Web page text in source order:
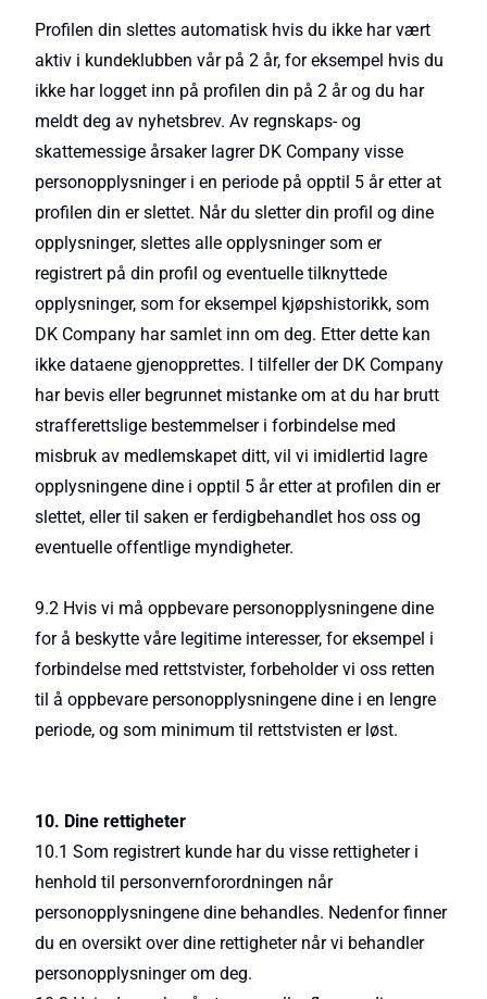
Profilen din slettes automatisk hvis du ikke har vært
aktiv i kundeklubben vår på 2 år, for eksempel hvis du
ikke har logget inn på profilen din på 2 år og du har
meldt deg av nyhetsbrev. Av regnskaps- og
skattemessige årsaker lagrer DK Company visse
personopplysninger i en periode på opptil 5 år etter at
profilen din er slettet. Når du sletter din profil og dine
opplysninger, slettes alle opplysninger som er
registrert på din profil og eventuelle tilknyttede
opplysninger, som for eksempel kjøpshistorikk, som
DK Company har samlet inn om deg. Etter dette kan
ikke dataene gjenopprettes. I tilfeller der DK Company
har bevis eller begrunnet mistanke om at du har brutt
strafferettslige bestemmelser i forbindelse med
misbruk av medlemskapet ditt, vil vi imidlertid lagre
opplysningene dine i opptil 5 år etter at profilen din er
slettet, eller til saken er ferdigbehandlet hos oss og
eventuelle offentlige myndigheter.
9.2 Hvis vi må oppbevare personopplysningene dine
for å beskytte våre legitime interesser, for eksempel i
forbindelse med rettstvister, forbeholder vi oss retten
til å oppbevare personopplysningene dine i en lengre
periode, og som minimum til rettstvisten er løst.
10. Dine rettigheter
10.1 Som registrert kunde har du visse rettigheter i
henhold til personvernforordningen når
personopplysningene dine behandles. Nedenfor finner
du en oversikt over dine rettigheter når vi behandler
personopplysninger om deg.